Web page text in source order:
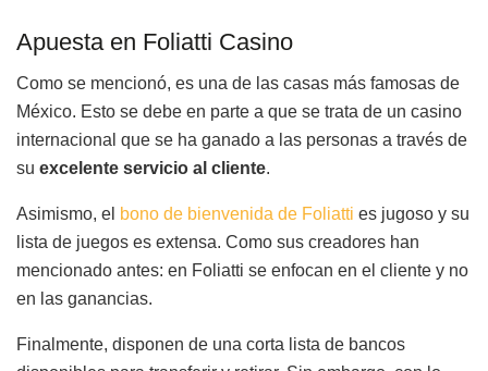
Apuesta en Foliatti Casino
Como se mencionó, es una de las casas más famosas de
México. Esto se debe en parte a que se trata de un casino
internacional que se ha ganado a las personas a través de
su excelente servicio al cliente.
Asimismo, el bono de bienvenida de Foliatti es jugoso y su
lista de juegos es extensa. Como sus creadores han
mencionado antes: en Foliatti se enfocan en el cliente y no
en las ganancias.
Finalmente, disponen de una corta lista de bancos